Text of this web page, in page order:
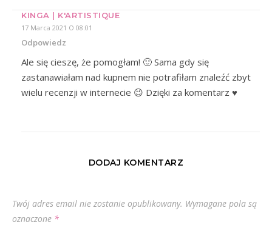
KINGA | K'ARTISTIQUE
17 Marca 2021 O 08:01
Odpowiedz
Ale się cieszę, że pomogłam! 🙂 Sama gdy się
zastanawiałam nad kupnem nie potrafiłam znaleźć zbyt
wielu recenzji w internecie 😉 Dzięki za komentarz ♥
DODAJ KOMENTARZ
Twój adres email nie zostanie opublikowany. Wymagane pola są
oznaczone *